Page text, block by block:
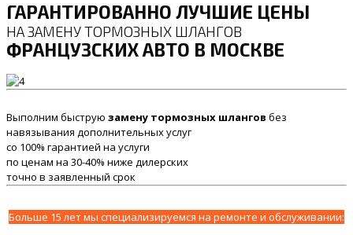
ГАРАНТИРОВАННО ЛУЧШИЕ ЦЕНЫ
НА ЗАМЕНУ ТОРМОЗНЫХ ШЛАНГОВ
ФРАНЦУЗСКИХ АВТО В МОСКВЕ
Выполним быструю замену тормозных шлангов без
навязывания дополнительных услуг
со 100% гарантией на услуги
по ценам на 30-40% ниже дилерских
точно в заявленный срок
Больше 15 лет мы специализируемся на ремонте и обслуживании: